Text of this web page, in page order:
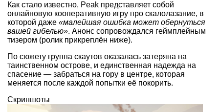
Как стало известно, Peak представляет собой
онлайновую кооперативную игру про скалолазание, в
которой даже «малейшая ошибка может обернуться
вашей гибелью». Анонс сопровождался геймплейным
тизером (ролик прикреплён ниже).
По сюжету группа скаутов оказалась затеряна на
таинственном острове, и единственная надежда на
спасение — забраться на гору в центре, которая
меняется после каждой попытки её покорить.
Скриншоты